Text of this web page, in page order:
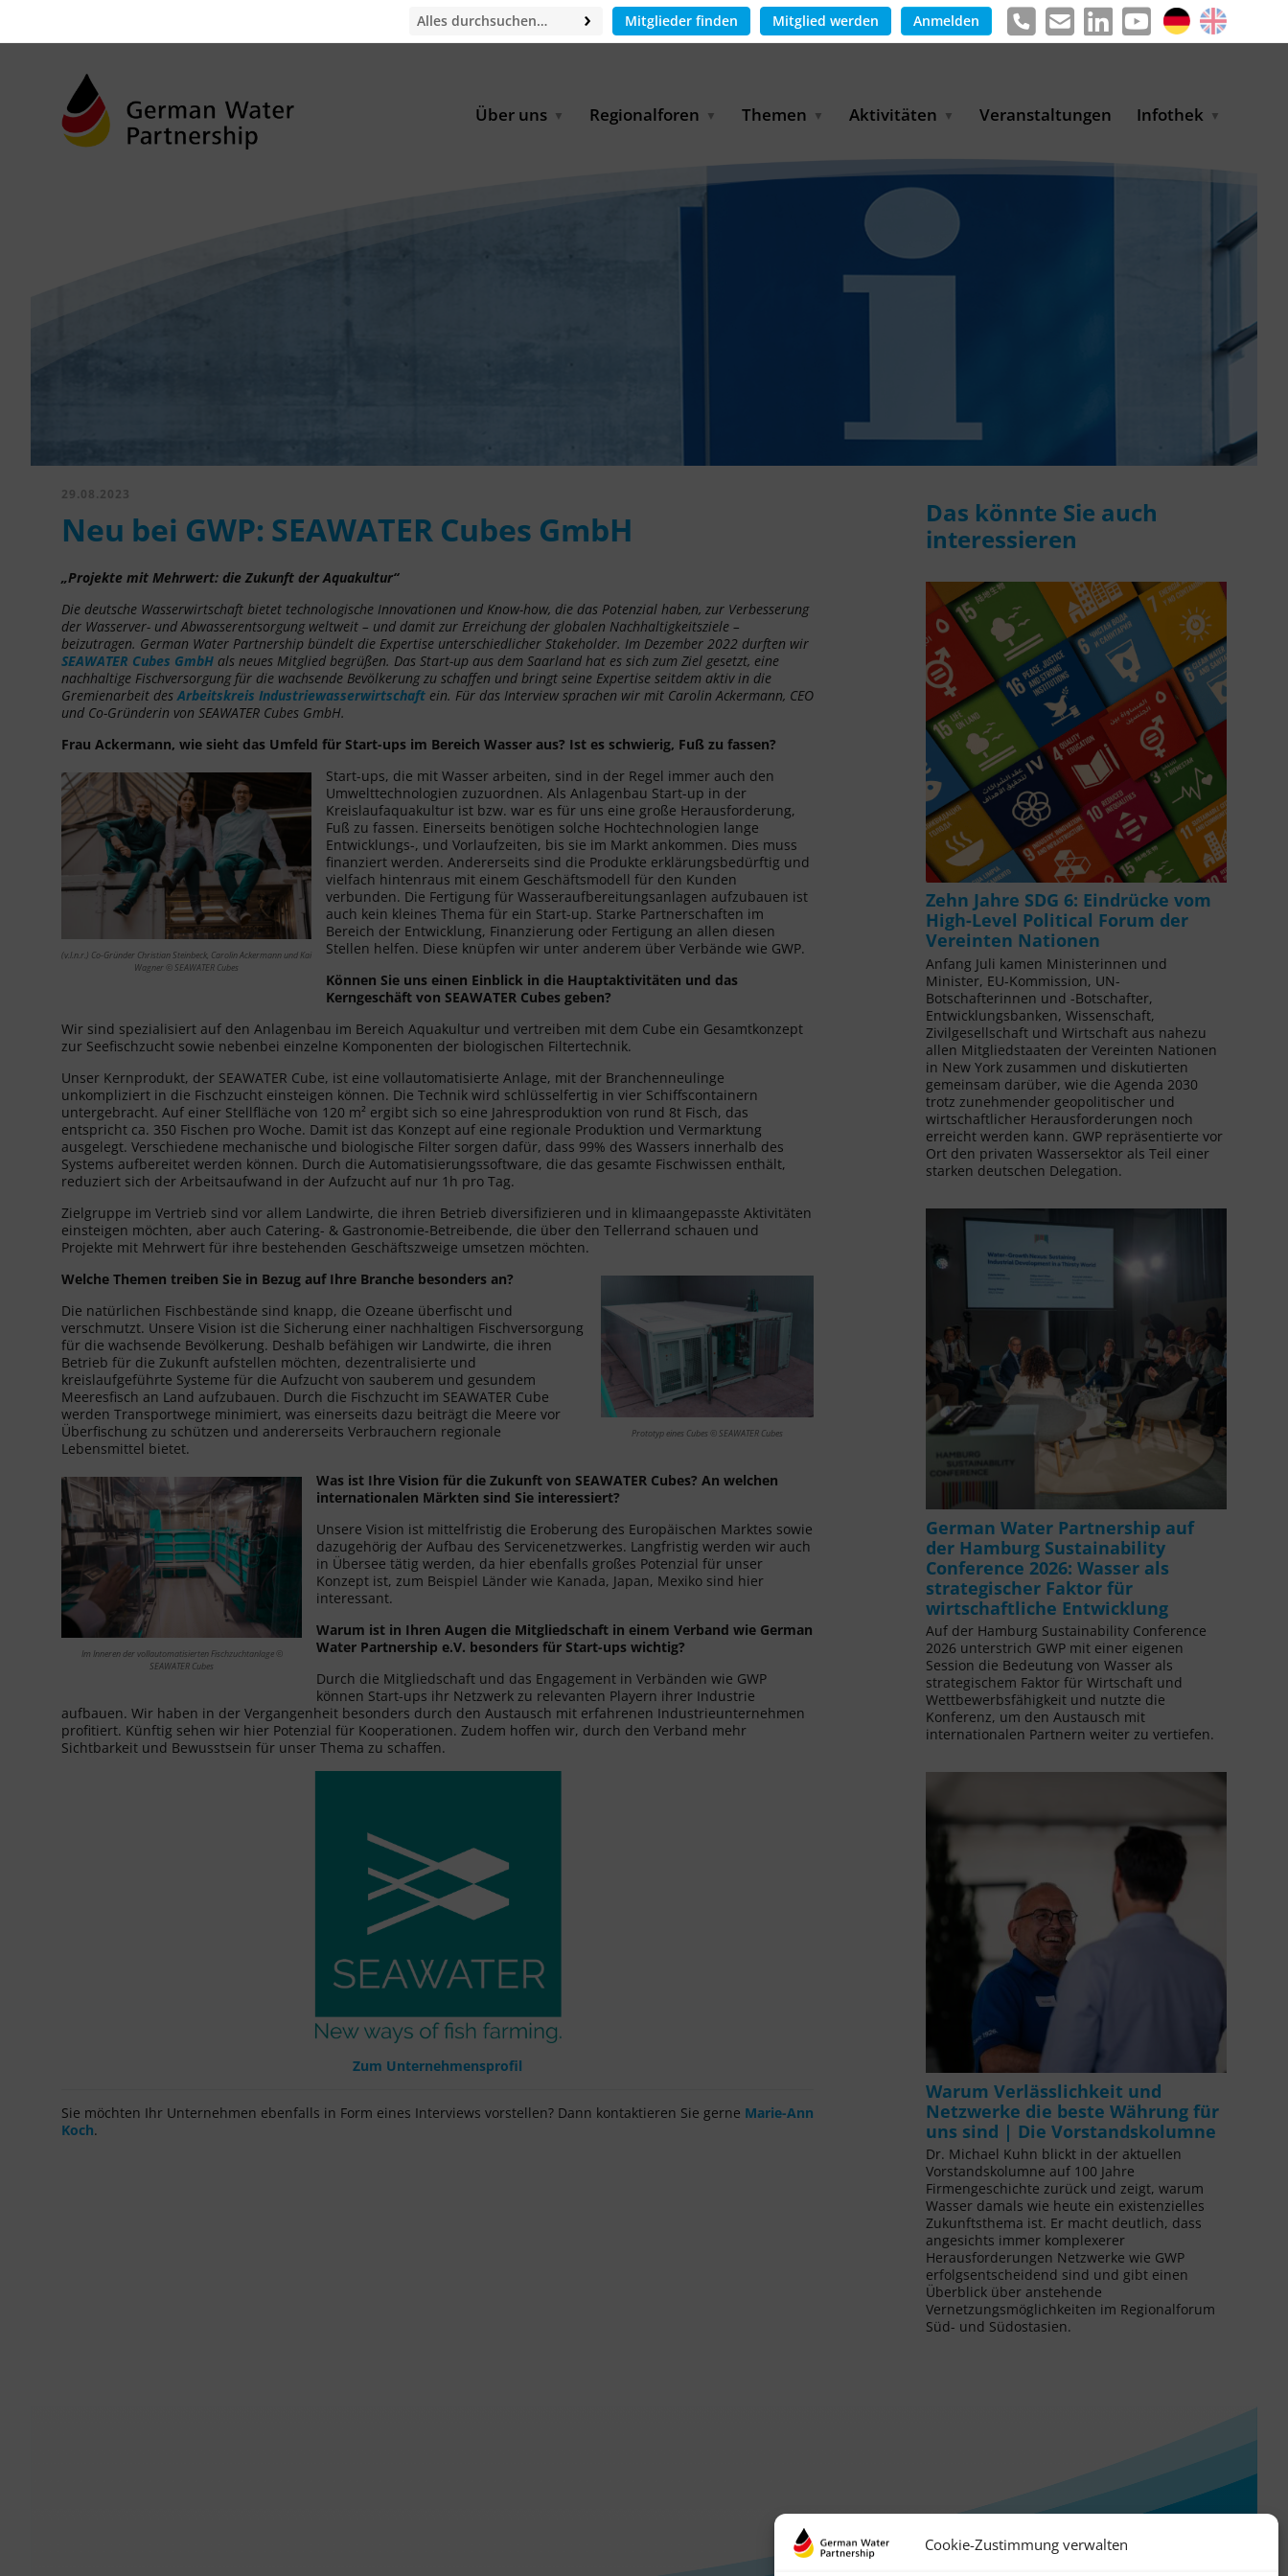
Cookie-Zustimmung verwalten
Mitglieder finden Mitglied werden Anmelden
Über uns Regionalforen Themen
Industriewasserwirtschaft
Aktivitäten
für KMU
Auslandsmessen
und Transferprojekt
Umweltschutz
Veranstaltungen Infothek
Informationen
29.08.2023
Neu bei GWP: SEAWATER Cubes GmbH
„Projekte mit Mehrwert: die Zukunft der Aquakultur“
Die deutsche Wasserwirtschaft bietet technologische Innovationen und Know-how, die das Potenzial haben, zur Verbesserung
der Wasserver- und Abwasserentsorgung weltweit – und damit zur Erreichung der globalen Nachhaltigkeitsziele –
beizutragen. German Water Partnership bündelt die Expertise unterschiedlicher Stakeholder. Im Dezember 2022 durften wir
SEAWATER Cubes GmbH als neues Mitglied begrüßen. Das Start-up aus dem Saarland hat es sich zum Ziel gesetzt, eine
nachhaltige Fischversorgung für die wachsende Bevölkerung zu schaffen und bringt seine Expertise seitdem aktiv in die
Gremienarbeit des Arbeitskreis Industriewasserwirtschaft ein. Für das Interview sprachen wir mit Carolin Ackermann, CEO
und Co-Gründerin von SEAWATER Cubes GmbH.
Frau Ackermann, wie sieht das Umfeld für Start-ups im Bereich Wasser aus? Ist es schwierig, Fuß zu fassen?
(v.l.n.r.) Co-Gründer Christian Steinbeck, Carolin Ackermann und Kai
Wagner © SEAWATER Cubes
Start-ups, die mit Wasser arbeiten, sind in der Regel immer auch den
Umwelttechnologien zuzuordnen. Als Anlagenbau Start-up in der
Kreislaufaquakultur ist bzw. war es für uns eine große Herausforderung,
Fuß zu fassen. Einerseits benötigen solche Hochtechnologien lange
Entwicklungs-, und Vorlaufzeiten, bis sie im Markt ankommen. Dies muss
finanziert werden. Andererseits sind die Produkte erklärungsbedürftig und
vielfach hintenraus mit einem Geschäftsmodell für den Kunden
verbunden. Die Fertigung für Wasseraufbereitungsanlagen aufzubauen ist
auch kein kleines Thema für ein Start-up. Starke Partnerschaften im
Bereich der Entwicklung, Finanzierung oder Fertigung an allen diesen
Stellen helfen. Diese knüpfen wir unter anderem über Verbände wie GWP.
Können Sie uns einen Einblick in die Hauptaktivitäten und das
Kerngeschäft von SEAWATER Cubes geben?
Wir sind spezialisiert auf den Anlagenbau im Bereich Aquakultur und vertreiben mit dem Cube ein Gesamtkonzept
zur Seefischzucht sowie nebenbei einzelne Komponenten der biologischen Filtertechnik.
Unser Kernprodukt, der SEAWATER Cube, ist eine vollautomatisierte Anlage, mit der Branchenneulinge
unkompliziert in die Fischzucht einsteigen können. Die Technik wird schlüsselfertig in vier Schiffscontainern
untergebracht. Auf einer Stellfläche von 120 m² ergibt sich so eine Jahresproduktion von rund 8t Fisch, das
entspricht ca. 350 Fischen pro Woche. Damit ist das Konzept auf eine regionale Produktion und Vermarktung
ausgelegt. Verschiedene mechanische und biologische Filter sorgen dafür, dass 99% des Wassers innerhalb des
Systems aufbereitet werden können. Durch die Automatisierungssoftware, die das gesamte Fischwissen enthält,
reduziert sich der Arbeitsaufwand in der Aufzucht auf nur 1h pro Tag.
Zielgruppe im Vertrieb sind vor allem Landwirte, die ihren Betrieb diversifizieren und in klimaangepasste Aktivitäten
einsteigen möchten, aber auch Catering- & Gastronomie-Betreibende, die über den Tellerrand schauen und
Projekte mit Mehrwert für ihre bestehenden Geschäftszweige umsetzen möchten.
Prototyp eines Cubes © SEAWATER Cubes
Welche Themen treiben Sie in Bezug auf Ihre Branche besonders an?
Die natürlichen Fischbestände sind knapp, die Ozeane überfischt und
verschmutzt. Unsere Vision ist die Sicherung einer nachhaltigen Fischversorgung
für die wachsende Bevölkerung. Deshalb befähigen wir Landwirte, die ihren
Betrieb für die Zukunft aufstellen möchten, dezentralisierte und
kreislaufgeführte Systeme für die Aufzucht von sauberem und gesundem
Meeresfisch an Land aufzubauen. Durch die Fischzucht im SEAWATER Cube
werden Transportwege minimiert, was einerseits dazu beiträgt die Meere vor
Überfischung zu schützen und andererseits Verbrauchern regionale
Lebensmittel bietet.
Im Inneren der vollautomatisierten Fischzuchtanlage ©
SEAWATER Cubes
Was ist Ihre Vision für die Zukunft von SEAWATER Cubes? An welchen
internationalen Märkten sind Sie interessiert?
Unsere Vision ist mittelfristig die Eroberung des Europäischen Marktes sowie
dazugehörig der Aufbau des Servicenetzwerkes. Langfristig werden wir auch
in Übersee tätig werden, da hier ebenfalls großes Potenzial für unser
Konzept ist, zum Beispiel Länder wie Kanada, Japan, Mexiko sind hier
interessant.
Warum ist in Ihren Augen die Mitgliedschaft in einem Verband wie German
Water Partnership e.V. besonders für Start-ups wichtig?
Durch die Mitgliedschaft und das Engagement in Verbänden wie GWP
können Start-ups ihr Netzwerk zu relevanten Playern ihrer Industrie
aufbauen. Wir haben in der Vergangenheit besonders durch den Austausch mit erfahrenen Industrieunternehmen
profitiert. Künftig sehen wir hier Potenzial für Kooperationen. Zudem hoffen wir, durch den Verband mehr
Sichtbarkeit und Bewusstsein für unser Thema zu schaffen.
Zum Unternehmensprofil
Sie möchten Ihr Unternehmen ebenfalls in Form eines Interviews vorstellen? Dann kontaktieren Sie gerne Marie-Ann
Koch.
Das könnte Sie auch
interessieren
Zehn Jahre SDG 6: Eindrücke vom
High-Level Political Forum der
Vereinten Nationen
Anfang Juli kamen Ministerinnen und
Minister, EU-Kommission, UN-
Botschafterinnen und -Botschafter,
Entwicklungsbanken, Wissenschaft,
Zivilgesellschaft und Wirtschaft aus nahezu
allen Mitgliedstaaten der Vereinten Nationen
in New York zusammen und diskutierten
gemeinsam darüber, wie die Agenda 2030
trotz zunehmender geopolitischer und
wirtschaftlicher Herausforderungen noch
erreicht werden kann. GWP repräsentierte vor
Ort den privaten Wassersektor als Teil einer
starken deutschen Delegation.
German Water Partnership auf
der Hamburg Sustainability
Conference 2026: Wasser als
strategischer Faktor für
wirtschaftliche Entwicklung
Auf der Hamburg Sustainability Conference
2026 unterstrich GWP mit einer eigenen
Session die Bedeutung von Wasser als
strategischem Faktor für Wirtschaft und
Wettbewerbsfähigkeit und nutzte die
Konferenz, um den Austausch mit
internationalen Partnern weiter zu vertiefen.
Warum Verlässlichkeit und
Netzwerke die beste Währung für
uns sind | Die Vorstandskolumne
Dr. Michael Kuhn blickt in der aktuellen
Vorstandskolumne auf 100 Jahre
Firmengeschichte zurück und zeigt, warum
Wasser damals wie heute ein existenzielles
Zukunftsthema ist. Er macht deutlich, dass
angesichts immer komplexerer
Herausforderungen Netzwerke wie GWP
erfolgsentscheidend sind und gibt einen
Überblick über anstehende
Vernetzungsmöglichkeiten im Regionalforum
Süd- und Südostasien.